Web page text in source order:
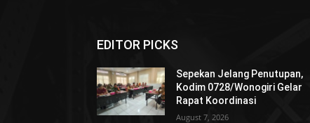
EDITOR PICKS
Sepekan Jelang Penutupan,
Kodim 0728/Wonogiri Gelar
Rapat Koordinasi
August 7, 2026